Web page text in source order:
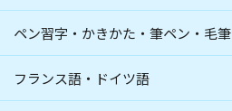
ペン習字・かきかた・筆ペン・毛筆
フランス語・ドイツ語